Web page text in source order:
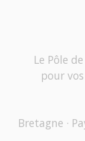
Le Pôle
pour
Bretagne ·